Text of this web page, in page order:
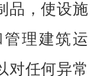
品，使设施
理建筑运
对任何异常